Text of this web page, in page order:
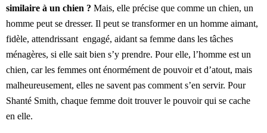
similaire à un chien ? Mais, elle précise que comme un chien, un
homme peut se dresser. Il peut se transformer en un homme aimant,
fidèle, attendrissant engagé, aidant sa femme dans les tâches
ménagères, si elle sait bien s’y prendre. Pour elle, l’homme est un
chien, car les femmes ont énormément de pouvoir et d’atout, mais
malheureusement, elles ne savent pas comment s’en servir. Pour
Shanté Smith, chaque femme doit trouver le pouvoir qui se cache
en elle.